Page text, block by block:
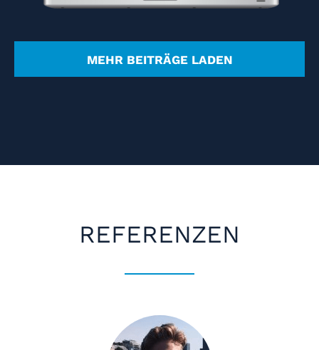
MEHR BEITRÄGE LADEN
REFERENZEN